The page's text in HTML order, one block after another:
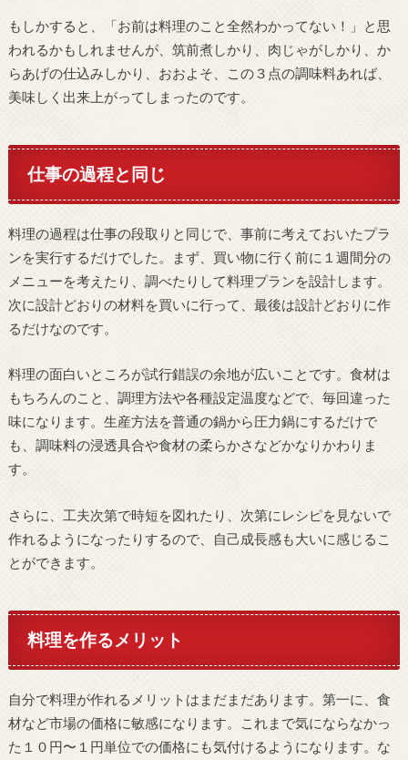
もしかすると、「お前は料理のこと全然わかってない！」と思
われるかもしれませんが、筑前煮しかり、肉じゃがしかり、か
らあげの仕込みしかり、おおよそ、この３点の調味料あれば、
美味しく出来上がってしまったのです。
仕事の過程と同じ
料理の過程は仕事の段取りと同じで、事前に考えておいたプラ
ンを実行するだけでした。まず、買い物に行く前に１週間分の
メニューを考えたり、調べたりして料理プランを設計します。
次に設計どおりの材料を買いに行って、最後は設計どおりに作
るだけなのです。
料理の面白いところが試行錯誤の余地が広いことです。食材は
もちろんのこと、調理方法や各種設定温度などで、毎回違った
味になります。生産方法を普通の鍋から圧力鍋にするだけで
も、調味料の浸透具合や食材の柔らかさなどかなりかわりま
す。
さらに、工夫次第で時短を図れたり、次第にレシピを見ないで
作れるようになったりするので、自己成長感も大いに感じるこ
とができます。
料理を作るメリット
自分で料理が作れるメリットはまだまだあります。第一に、食
材など市場の価格に敏感になります。これまで気にならなかっ
た１０円〜１円単位での価格にも気付けるようになります。な